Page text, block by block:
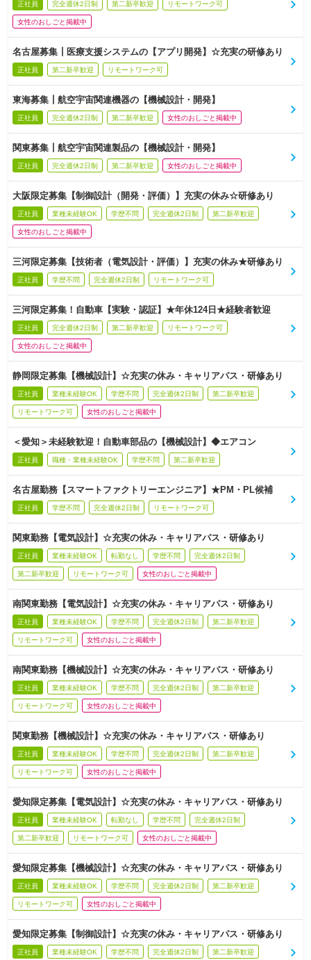
正社員 完全週休2日制 第二新卒歓迎 リモートワーク可
女性のおしごと掲載中
名古屋募集┃医療支援システムの【アプリ開発】☆充実の研修あり
正社員 第二新卒歓迎 リモートワーク可
東海募集┃航空宇宙関連機器の【機械設計・開発】
正社員 完全週休2日制 第二新卒歓迎 女性のおしごと掲載中
関東募集┃航空宇宙関連製品の【機械設計・開発】
正社員 完全週休2日制 第二新卒歓迎 女性のおしごと掲載中
大阪限定募集【制御設計（開発・評価）】充実の休み☆研修あり
正社員 業種未経験OK 学歴不問 完全週休2日制 第二新卒歓迎
女性のおしごと掲載中
三河限定募集【技術者（電気設計・評価）】充実の休み★研修あり
正社員 学歴不問 完全週休2日制 リモートワーク可
三河限定募集！自動車【実験・認証】★年休124日★経験者歓迎
正社員 完全週休2日制 第二新卒歓迎 リモートワーク可
女性のおしごと掲載中
静岡限定募集【機械設計】☆充実の休み・キャリアパス・研修あり
正社員 業種未経験OK 学歴不問 完全週休2日制 第二新卒歓迎
リモートワーク可 女性のおしごと掲載中
＜愛知＞未経験歓迎！自動車部品の【機械設計】◆エアコン
正社員 職種・業種未経験OK 学歴不問 第二新卒歓迎
名古屋勤務【スマートファクトリーエンジニア】★PM・PL候補
正社員 学歴不問 完全週休2日制 リモートワーク可
関東勤務【電気設計】☆充実の休み・キャリアパス・研修あり
正社員 業種未経験OK 転勤なし 学歴不問 完全週休2日制
第二新卒歓迎 リモートワーク可 女性のおしごと掲載中
南関東勤務【電気設計】☆充実の休み・キャリアパス・研修あり
正社員 業種未経験OK 学歴不問 完全週休2日制 第二新卒歓迎
リモートワーク可 女性のおしごと掲載中
南関東勤務【機械設計】☆充実の休み・キャリアパス・研修あり
正社員 業種未経験OK 学歴不問 完全週休2日制 第二新卒歓迎
リモートワーク可 女性のおしごと掲載中
関東勤務【機械設計】☆充実の休み・キャリアパス・研修あり
正社員 業種未経験OK 学歴不問 完全週休2日制 第二新卒歓迎
リモートワーク可 女性のおしごと掲載中
愛知限定募集【電気設計】☆充実の休み・キャリアパス・研修あり
正社員 業種未経験OK 転勤なし 学歴不問 完全週休2日制
第二新卒歓迎 リモートワーク可 女性のおしごと掲載中
愛知限定募集【機械設計】☆充実の休み・キャリアパス・研修あり
正社員 業種未経験OK 学歴不問 完全週休2日制 第二新卒歓迎
リモートワーク可 女性のおしごと掲載中
愛知限定募集【制御設計】☆充実の休み・キャリアパス・研修あり
正社員 業種未経験OK 学歴不問 完全週休2日制 第二新卒歓迎